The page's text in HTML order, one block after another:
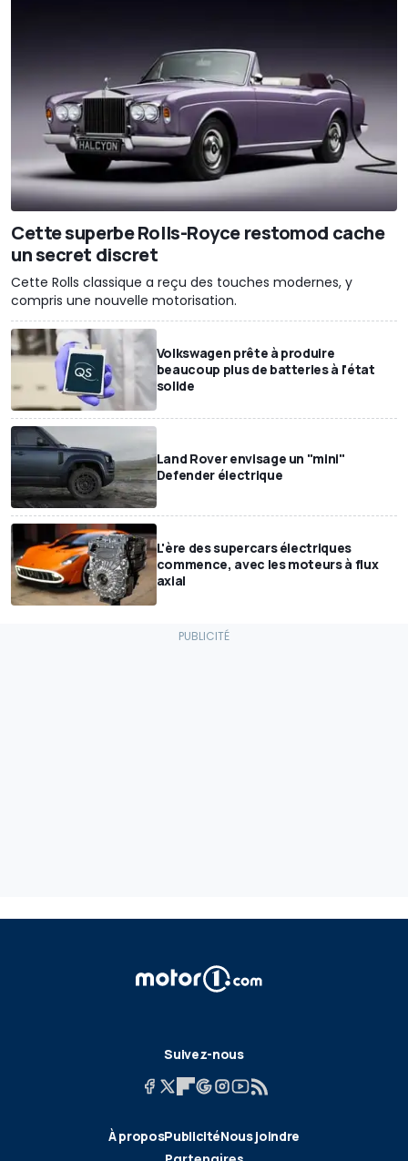
Cette superbe Rolls-Royce restomod cache
un secret discret
Cette Rolls classique a reçu des touches modernes, y
compris une nouvelle motorisation.
Volkswagen prête à produire
beaucoup plus de batteries à l'état
solide
Land Rover envisage un "mini"
Defender électrique
L'ère des supercars électriques
commence, avec les moteurs à flux
axial
Suivez-nous
À proposPublicitéNous joindre